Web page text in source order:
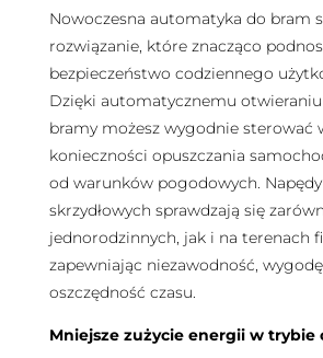
Nowoczesna automatyka do bram
rozwiązanie, które znacząco
bezpieczeństwo codziennego
Dzięki automatycznemu
bramy możesz wygodnie sterować
konieczności opuszczania
od warunków pogodowych.
skrzydłowych sprawdzają się
jednorodzinnych, jak i na terenach
zapewniając niezawodność,
oszczędność czasu.
Mniejsze zużycie energii w trybie